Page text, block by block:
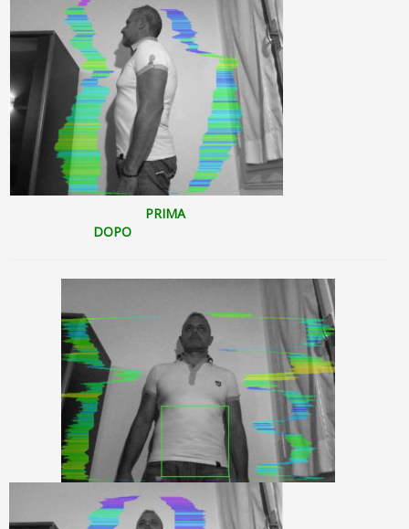
PRIMA
DOPO